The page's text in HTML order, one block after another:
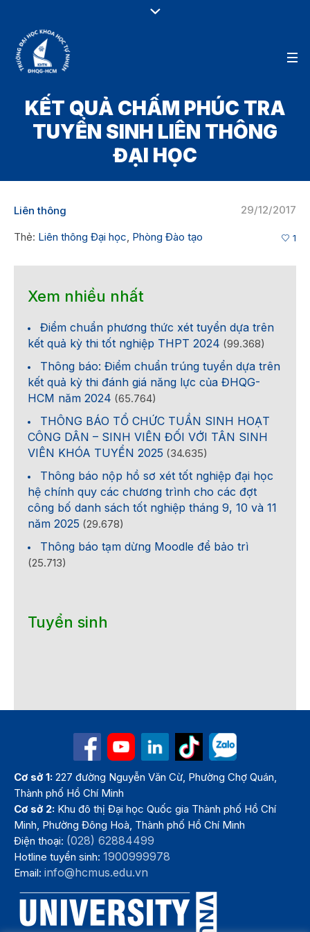
KẾT QUẢ CHẤM PHÚC TRA
TUYỂN SINH LIÊN THÔNG
ĐẠI HỌC
29/12/2017
Liên thông
Thẻ: Liên thông Đại học, Phòng Đào tạo 1
Xem nhiều nhất
Điểm chuẩn phương thức xét tuyển dựa trên
kết quả kỳ thi tốt nghiệp THPT 2024 (99.368)
Thông báo: Điểm chuẩn trúng tuyển dựa trên
kết quả kỳ thi đánh giá năng lực của ĐHQG-
HCM năm 2024 (65.764)
THÔNG BÁO TỔ CHỨC TUẦN SINH HOẠT
CÔNG DÂN – SINH VIÊN ĐỐI VỚI TÂN SINH
VIÊN KHÓA TUYỂN 2025 (34.635)
Thông báo nộp hồ sơ xét tốt nghiệp đại học
hệ chính quy các chương trình cho các đợt
công bố danh sách tốt nghiệp tháng 9, 10 và 11
năm 2025 (29.678)
Thông báo tạm dừng Moodle để bảo trì
(25.713)
Tuyển sinh
Cơ sở 1: 227 đường Nguyễn Văn Cừ, Phường Chợ Quán,
Thành phố Hồ Chí Minh
Cơ sở 2: Khu đô thị Đại học Quốc gia Thành phố Hồ Chí
Minh, Phường Đông Hoà, Thành phố Hồ Chí Minh
Điện thoại: (028) 62884499
Hotline tuyển sinh:1900999978
Email:info@hcmus.edu.vn